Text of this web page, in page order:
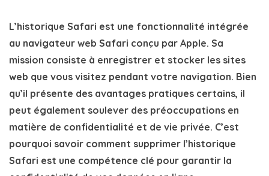
L’historique Safari est une fonctionnalité intégrée
au navigateur web Safari conçu par Apple. Sa
mission consiste à enregistrer et stocker les sites
web que vous visitez pendant votre navigation. Bien
qu’il présente des avantages pratiques certains, il
peut également soulever des préoccupations en
matière de confidentialité et de vie privée. C’est
pourquoi savoir comment supprimer l’historique
Safari est une compétence clé pour garantir la